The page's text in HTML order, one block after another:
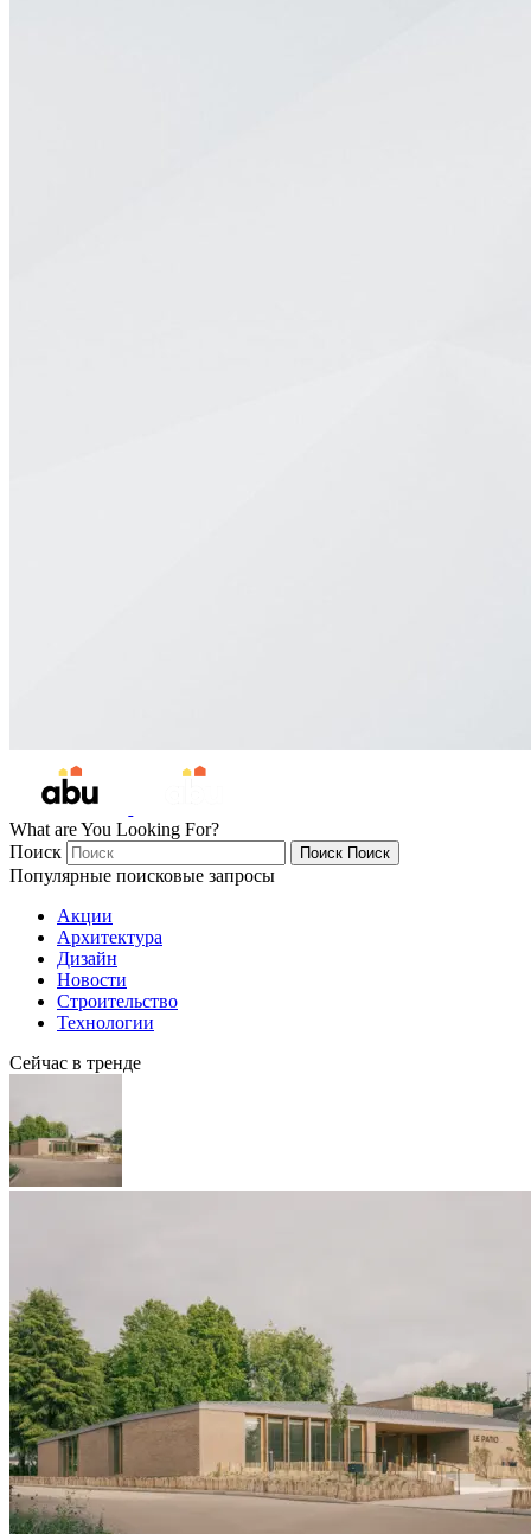
What are You Looking For?
Поиск
Поиск Поиск
Популярные поисковые запросы
Акции
Архитектура
Дизайн
Новости
Строительство
Технологии
Сейчас в тренде